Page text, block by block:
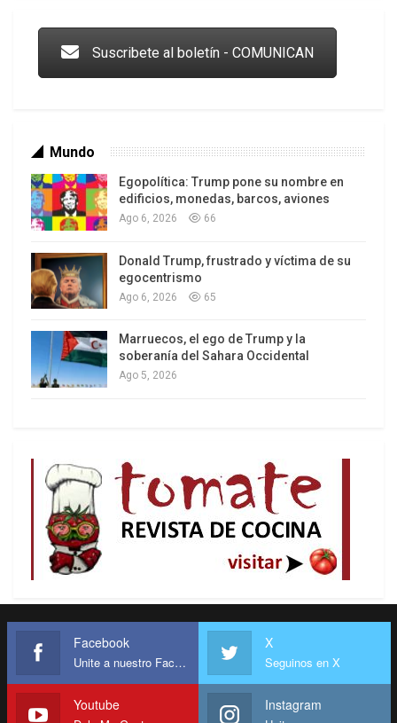
Los latinos le van dando la espalda a Trump
Suscribete al boletín - COMUNICAN
Mundo
Egopolítica: Trump pone su nombre en
edificios, monedas, barcos, aviones
Ago 6, 2026 66
Donald Trump, frustrado y víctima de su
egocentrismo
Ago 6, 2026 65
Marruecos, el ego de Trump y la
soberanía del Sahara Occidental
Ago 5, 2026
Facebook
Unite a nuestro Facebook
X
Seguinos en X
Youtube Instagram